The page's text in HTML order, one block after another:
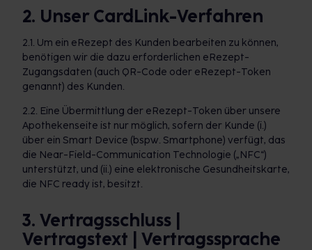
2. Unser CardLink-Verfahren
2.1. Um ein eRezept des Kunden bearbeiten zu können,
benötigen wir die dazu erforderlichen eRezept-
Zugangsdaten (auch QR-Code oder eRezept-Token
genannt) des Kunden.
2.2. Eine Übermittlung der eRezept-Token über unsere
Apothekenseite ist nur möglich, sofern der Kunde (i.)
über ein Smart Device (bspw. Smartphone) verfügt, das
die Near-Field-Communication Technologie („NFC“)
unterstützt, und (ii.) eine elektronische Gesundheitskarte,
die NFC ready ist, besitzt.
3. Vertragsschluss |
Vertragstext | Vertragssprache